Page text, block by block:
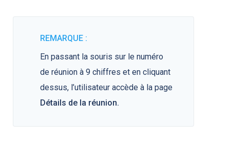
REMARQUE :
En passant la souris sur le numéro
de réunion à 9 chiffres et en cliquant
dessus, l’utilisateur accède à la page
Détails de la réunion.